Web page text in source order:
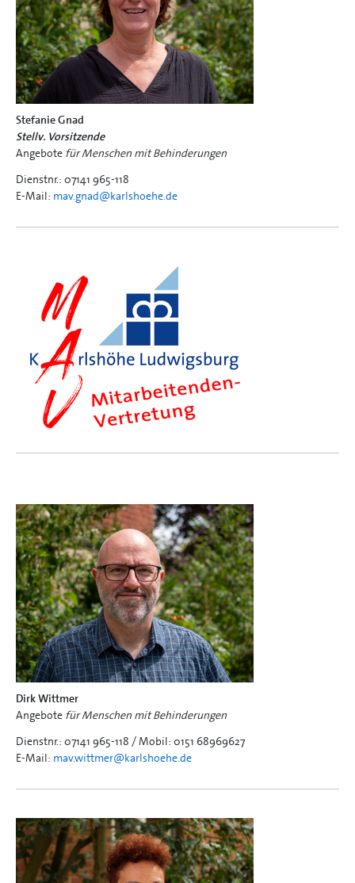
Stefanie Gnad
Stellv. Vorsitzende
Angebote für Menschen mit Behinderungen
Dienstnr.: 07141 965-118
E-Mail: mav.gnad@karlshoehe.de
Dirk Wittmer
Angebote für Menschen mit Behinderungen
Dienstnr.: 07141 965-118 / Mobil: 0151 68969627
E-Mail: mav.wittmer@karlshoehe.de